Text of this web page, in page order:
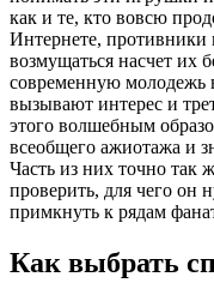
как и те, кто вовсю
Интернете,
возмущаться насчет их
современную молодежь
вызывают интерес и
этого волшебным
всеобщего ажиотажа и
Часть из них точно так
проверить, для чего он
примкнуть к рядам
Как выбрать